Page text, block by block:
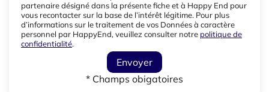
partenaire désigné dans la présente fiche et à Happy End pour
vous recontacter sur la base de l’intérêt légitime. Pour plus
d’informations sur le traitement de vos Données à caractère
personnel par HappyEnd, veuillez consulter notre politique de
confidentialité.
Envoyer
* Champs obigatoires